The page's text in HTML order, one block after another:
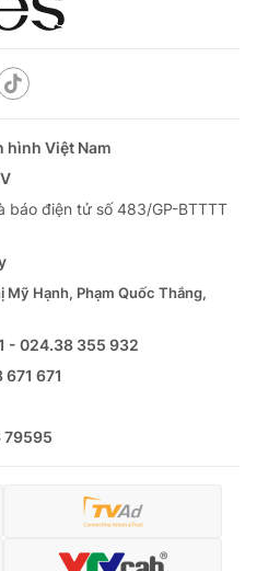
hình Việt Nam
báo điện tử số 483/GP-BTTTT
Mỹ Hạnh, Phạm Quốc Thắng,
- 024.38 355 932
671
79595